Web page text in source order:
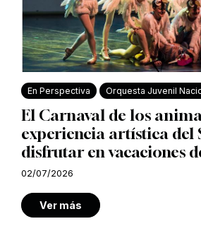
En Perspectiva Orquesta Juvenil
El Carnaval de los
experiencia artística del
disfrutar en vacaciones
02/07/2026
Ver más